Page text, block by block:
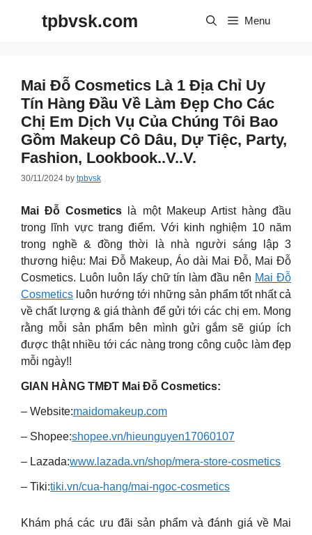
tpbvsk.com Menu
Mai Đỗ Cosmetics Là 1 Địa Chỉ Uy
Tín Hàng Đầu Về Làm Đẹp Cho Các
Chị Em Dịch Vụ Của Chúng Tôi Bao
Gồm Makeup Cô Dâu, Dự Tiệc, Party,
Fashion, Lookbook..v..v.
30/11/2024 by tpbvsk
Mai Đỗ Cosmetics là một Makeup Artist hàng đầu
trong lĩnh vực trang điểm. Với kinh nghiệm 10 năm
trong nghề & đồng thời là nhà người sáng lập 3
thương hiệu: Mai Đỗ Makeup, Áo dài Mai Đỗ, Mai Đỗ
Cosmetics. Luôn luôn lấy chữ tín làm đầu nên Mai Đỗ
Cosmetics luôn hướng tới những sản phẩm tốt nhất cả
về chất lượng & giá thành để gửi tới các chị em. Mong
rằng mỗi sản phẩm bên mình gửi gắm sẽ giúp ích
được thật nhiều tới các nàng trong công cuộc làm đẹp
mỗi ngày!!
GIAN HÀNG TMĐT Mai Đỗ Cosmetics:
– Website:maidomakeup.com
– Shopee:shopee.vn/hieunguyen17060107
– Lazada:www.lazada.vn/shop/mera-store-cosmetics
– Tiki:tiki.vn/cua-hang/mai-ngoc-cosmetics
Khám phá các ưu đãi sản phẩm và đánh giá về Mai